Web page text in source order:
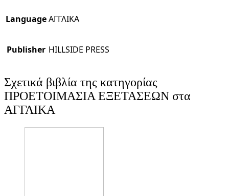
LanguageΑΓΓΛΙΚΑ
Publisher HILLSIDE PRESS
Σχετικά βιβλία της κατηγορίας
ΠΡΟΕΤΟΙΜΑΣΙΑ ΕΞΕΤΑΣΕΩΝ στα
ΑΓΓΛΙΚΑ